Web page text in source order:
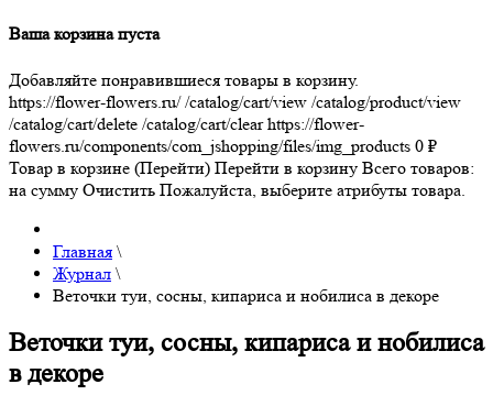
Ваша корзина пуста
Добавляйте понравившиеся товары в корзину.
https://flower-flowers.ru/ /catalog/cart/view /catalog/product/view
/catalog/cart/delete /catalog/cart/clear https://flower-
flowers.ru/components/com_jshopping/files/img_products 0 ₽
Товар в корзине (Перейти) Перейти в корзину Всего товаров:
на сумму Очистить Пожалуйста, выберите атрибуты товара.
Главная \
Журнал \
Веточки туи, сосны, кипариса и нобилиса в декоре
Веточки туи, сосны, кипариса и нобилиса
в декоре